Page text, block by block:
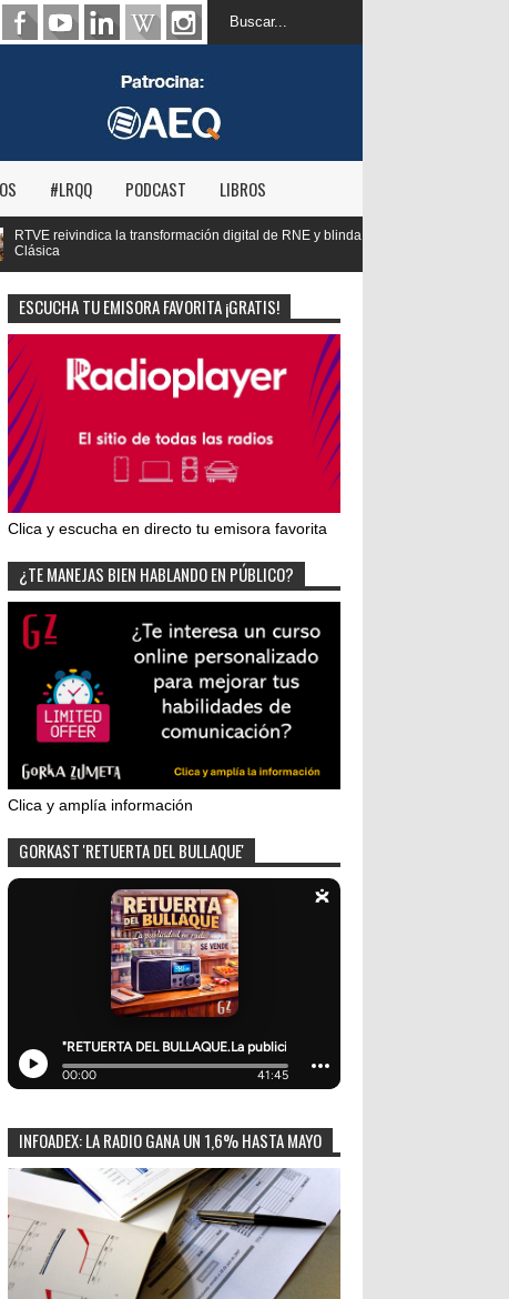
#LRQQ PODCAST LIBROS
de RNE y blinda el futuro de Radio 3 y Radio
Paco Aura, nuevo
ESCUCHA TU EMISORA FAVORITA ¡GRATIS!
Clica y escucha en directo tu emisora favorita
¿TE MANEJAS BIEN HABLANDO EN PÚBLICO?
Clica y amplía información
GORKAST 'RETUERTA DEL BULLAQUE'
INFOADEX: LA RADIO GANA UN 1,6% HASTA MAYO